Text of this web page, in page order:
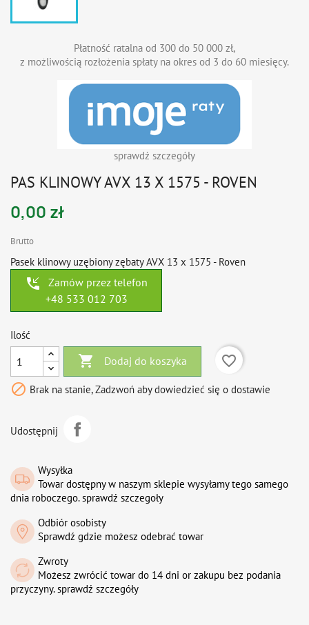
Płatność ratalna od 300 do 50 000 zł,
z możliwością rozłożenia spłaty na okres od 3 do 60 miesięcy.
sprawdź szczegóły
PAS KLINOWY AVX 13 X 1575 - ROVEN
0,00 zł
Brutto
Pasek klinowy uzębiony zębaty AVX 13 x 1575 - Roven
phone_callback
Zamów przez telefon
+48 533 012 703
Ilość
 Dodaj do koszyka
favorite_border
 Brak na stanie, Zadzwoń aby dowiedzieć się o dostawie
Udostępnij
Wysyłka
Towar dostępny w naszym sklepie wysyłamy tego samego
dnia roboczego. sprawdź szczegoły
Odbiór osobisty
Sprawdź gdzie możesz odebrać towar
Zwroty
Możesz zwrócić towar do 14 dni or zakupu bez podania
przyczyny. sprawdź szczegóły